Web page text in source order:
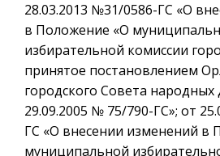
28.03.2013 №31/0586-ГС «О
в Положение «О
избирательной комиссии
принятое постановлением
городского Совета народных
29.09.2005 № 75/790-ГС»; от
ГС «О внесении изменений в
муниципальной